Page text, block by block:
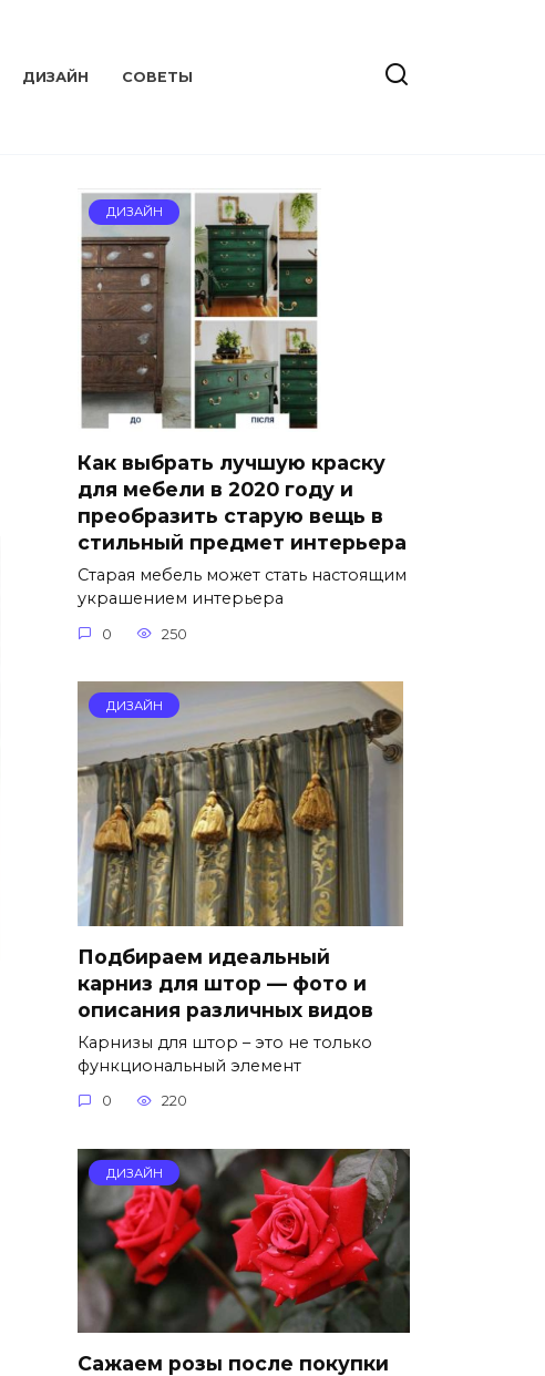
ДИЗАЙН СОВЕТЫ
ДИЗАЙН
Как выбрать лучшую краску
для мебели в 2020 году и
преобразить старую вещь в
стильный предмет интерьера
Старая мебель может стать настоящим
украшением интерьера
0 250
ДИЗАЙН
Подбираем идеальный
карниз для штор — фото и
описания различных видов
Карнизы для штор – это не только
функциональный элемент
0 220
ДИЗАЙН
Сажаем розы после покупки